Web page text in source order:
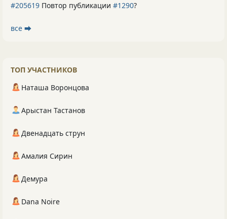
#205619 Повтор публикации #1290?
все ⮕
ТОП УЧАСТНИКОВ
Наташа Воронцова
Арыстан Тастанов
Двенадцать струн
Амалия Сирин
Демура
Dana Noire